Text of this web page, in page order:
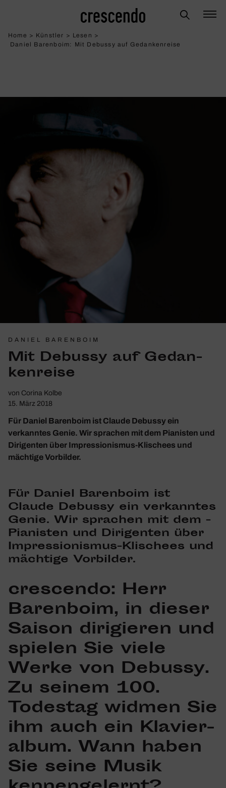
Home > Künstler > Lesen >
Daniel Barenboim: Mit Debussy auf Gedan­ken­reise
DANIEL BARENBOIM
Mit Debussy auf Gedan­
ken­reise
von Corina Kolbe
15. März 2018
Für Daniel Barenboim ist Claude Debussy ein
verkanntes Genie. Wir sprachen mit dem ­Pianisten und
Dirigenten über Impressionismus-Klischees und
mächtige Vorbilder.
Für Daniel Baren­boim ist
Claude Debussy ein verkanntes
Genie. Wir spra­chen mit dem ­
Pianisten und Diri­genten über
Impres­sio­nismus-Klischees und
mäch­tige Vorbilder.
crescendo: Herr
Baren­boim, in dieser
Saison diri­gieren und
spielen Sie viele
Werke von Debussy.
Zu seinem 100.
Todestag widmen Sie
ihm auch ein Klavier­
album. Wann haben
Sie seine Musik